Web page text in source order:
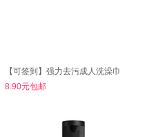
【可签到】强力去污成人洗澡巾
8.90元包邮